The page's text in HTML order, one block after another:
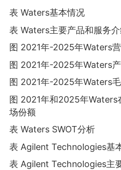
表 Waters基本情况
表 Waters主要产品和服务
图 2021年-2025年Waters
图 2021年-2025年Waters
图 2021年-2025年Waters
图 2021年和2025年Waters
场份额
表 Waters SWOT分析
表 Agilent Technologies基
表 Agilent Technologies主